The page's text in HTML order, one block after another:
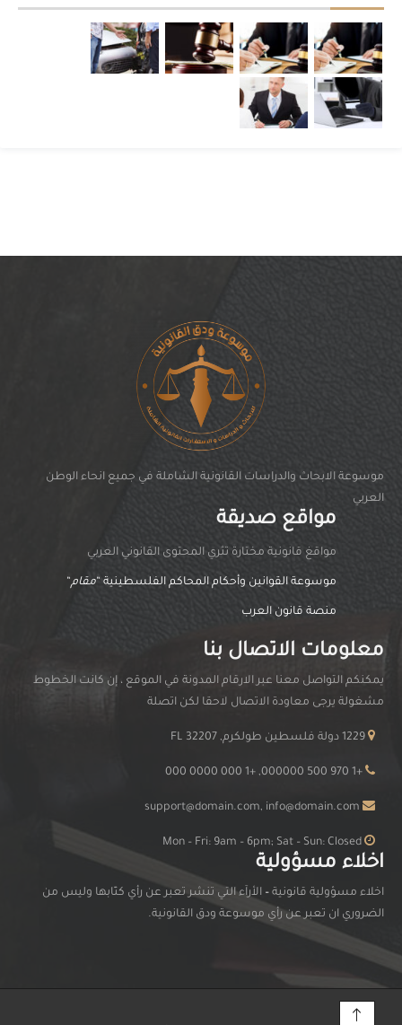
موسوعة الابحاث والدراسات القانونية الشاملة في جميع انحاء الوطن
العربي
مواقع صديقة
مواقغ قانونية مختارة تثري المحتوى القانوني العربي
موسوعة القوانين وأحكام المحاكم الفلسطينية “مقام“
منصة قانون العرب
معلومات الاتصال بنا
يمكنكم التواصل معنا عبر الارقام المدونة في الموقع ، إن كانت الخطوط
مشغولة يرجى معاودة الاتصال لاحقا لكن اتصلة
+1 970 500 000000, +1 000 0000 000
اخلاء مسؤولية
اخلاء مسؤولية قانونية – الأرآء التي تنشر تعبر عن رأي كتّابها وليس من
الضروري ان تعبر عن رأي موسوعة ودق القانونية.